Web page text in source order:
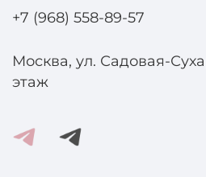
+7 (968) 558-89-57
Москва, ул. Садовая-
этаж